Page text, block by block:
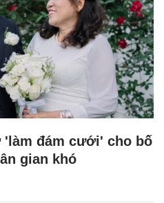
đám cưới' cho bố
gian khó